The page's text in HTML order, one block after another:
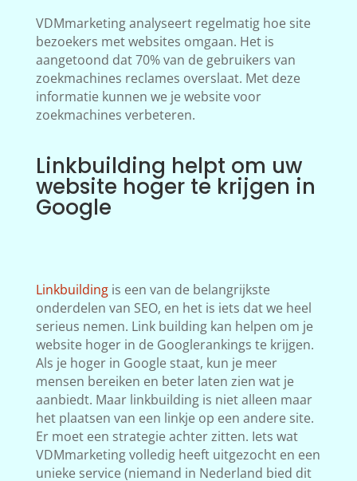
VDMmarketing analyseert regelmatig hoe site
bezoekers met websites omgaan. Het is
aangetoond dat 70% van de gebruikers van
zoekmachines reclames overslaat. Met deze
informatie kunnen we je website voor
zoekmachines verbeteren.
Linkbuilding helpt om uw
website hoger te krijgen in
Google
Linkbuildingis een van de belangrijkste
onderdelen van SEO, en het is iets dat we heel
serieus nemen. Link building kan helpen om je
website hoger in de Googlerankings te krijgen.
Als je hoger in Google staat, kun je meer
mensen bereiken en beter laten zien wat je
aanbiedt. Maar linkbuilding is niet alleen maar
het plaatsen van een linkje op een andere site.
Er moet een strategie achter zitten. Iets wat
VDMmarketing volledig heeft uitgezocht en een
unieke service (niemand in Nederland bied dit